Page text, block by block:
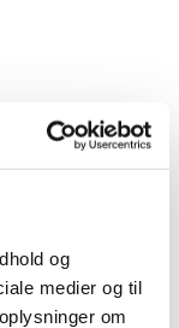
og
medier og til
om